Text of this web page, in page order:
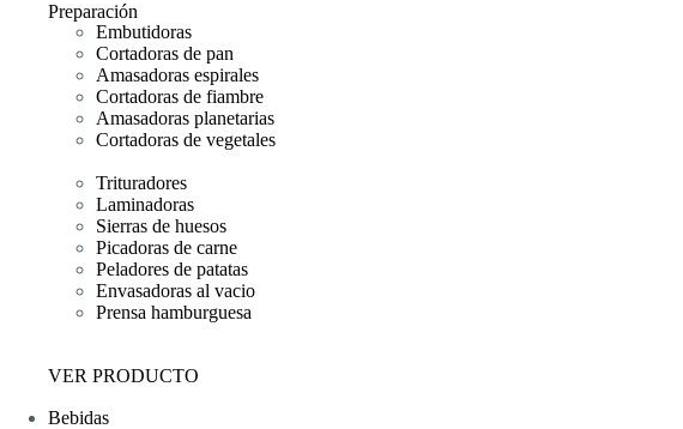
Preparación
Embutidoras
Cortadoras de pan
Amasadoras espirales
Cortadoras de fiambre
Amasadoras planetarias
Cortadoras de vegetales
Trituradores
Laminadoras
Sierras de huesos
Picadoras de carne
Peladores de patatas
Envasadoras al vacio
Prensa hamburguesa
VER PRODUCTO
Bebidas